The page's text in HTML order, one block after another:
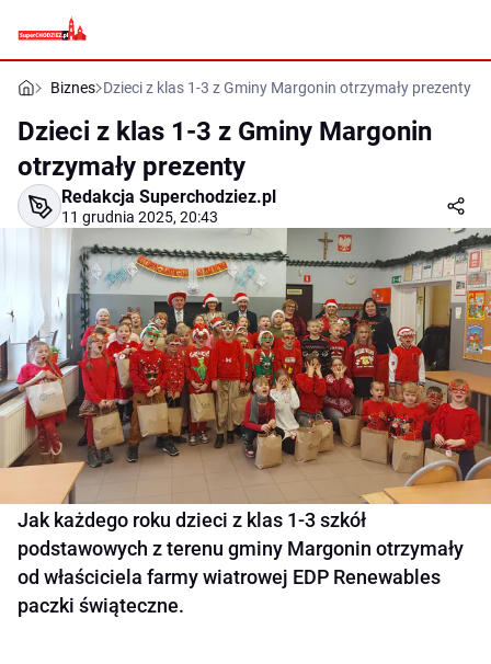
Biznes Dzieci z klas 1-3 z Gminy Margonin otrzymały prezenty
Dzieci z klas 1-3 z Gminy Margonin
otrzymały prezenty
Redakcja Superchodziez.pl
11 grudnia 2025, 20:43
Jak każdego roku dzieci z klas 1-3 szkół
podstawowych z terenu gminy Margonin otrzymały
od właściciela farmy wiatrowej EDP Renewables
paczki świąteczne.